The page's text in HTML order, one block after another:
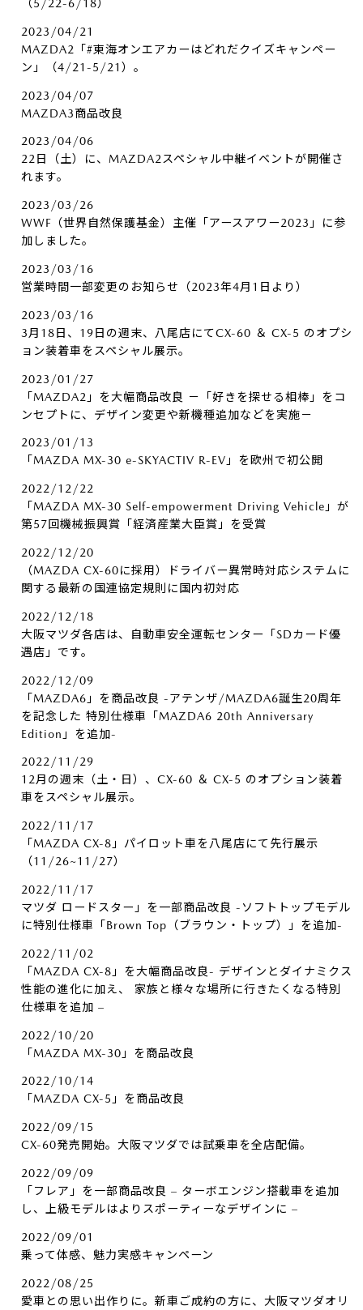
（5/22-6/18）
2023/04/21
MAZDA2「#東海オンエアカーはどれだクイズキャンペー
ン」（4/21-5/21）。
2023/04/07
MAZDA3商品改良
2023/04/06
22日（土）に、MAZDA2スペシャル中継イベントが開催さ
れます。
2023/03/26
WWF（世界自然保護基金）主催「アースアワー2023」に参
加しました。
2023/03/16
営業時間一部変更のお知らせ（2023年4月1日より）
2023/03/16
3月18日、19日の週末、八尾店にてCX-60 ＆ CX-5 のオプシ
ョン装着車をスペシャル展示。
2023/01/27
「MAZDA2」を大幅商品改良 －「好きを探せる相棒」をコ
ンセプトに、デザイン変更や新機種追加などを実施－
2023/01/13
「MAZDA MX-30 e-SKYACTIV R-EV」を欧州で初公開
2022/12/22
「MAZDA MX-30 Self-empowerment Driving Vehicle」が
第57回機械振興賞「経済産業大臣賞」を受賞
2022/12/20
（MAZDA CX-60に採用）ドライバー異常時対応システムに
関する最新の国連協定規則に国内初対応
2022/12/18
大阪マツダ各店は、自動車安全運転センター「SDカード優
遇店」です。
2022/12/09
「MAZDA6」を商品改良 -アテンザ/MAZDA6誕生20周年
を記念した 特別仕様車「MAZDA6 20th Anniversary
Edition」を追加-
2022/11/29
12月の週末（土・日）、CX-60 ＆ CX-5 のオプション装着
車をスペシャル展示。
2022/11/17
「MAZDA CX-8」パイロット車を八尾店にて先行展示
（11/26~11/27）
2022/11/17
マツダ ロードスター」を一部商品改良 -ソフトトップモデル
に特別仕様車「Brown Top（ブラウン・トップ）」を追加-
2022/11/02
「MAZDA CX-8」を大幅商品改良- デザインとダイナミクス
性能の進化に加え、 家族と様々な場所に行きたくなる特別
仕様車を追加 –
2022/10/20
「MAZDA MX-30」を商品改良
2022/10/14
「MAZDA CX-5」を商品改良
2022/09/15
CX-60発売開始。大阪マツダでは試乗車を全店配備。
2022/09/09
「フレア」を一部商品改良 – ターボエンジン搭載車を追加
し、上級モデルはよりスポーティーなデザインに –
2022/09/01
乗って体感、魅力実感キャンペーン
2022/08/25
愛車との思い出作りに。新車ご成約の方に、大阪マツダオリ